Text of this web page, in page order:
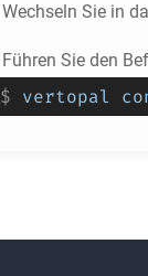
Wechseln Sie in
Führen Sie den
$ vertopal